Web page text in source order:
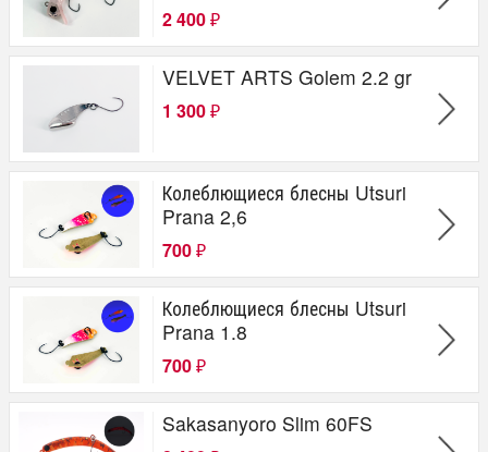
2 400 ₽
VELVET ARTS Golem 2.2 gr
1 300 ₽
Колеблющиеся блесны Utsuri
Prana 2,6
700 ₽
Колеблющиеся блесны Utsuri
Prana 1.8
700 ₽
Sakasanyoro Slim 60FS